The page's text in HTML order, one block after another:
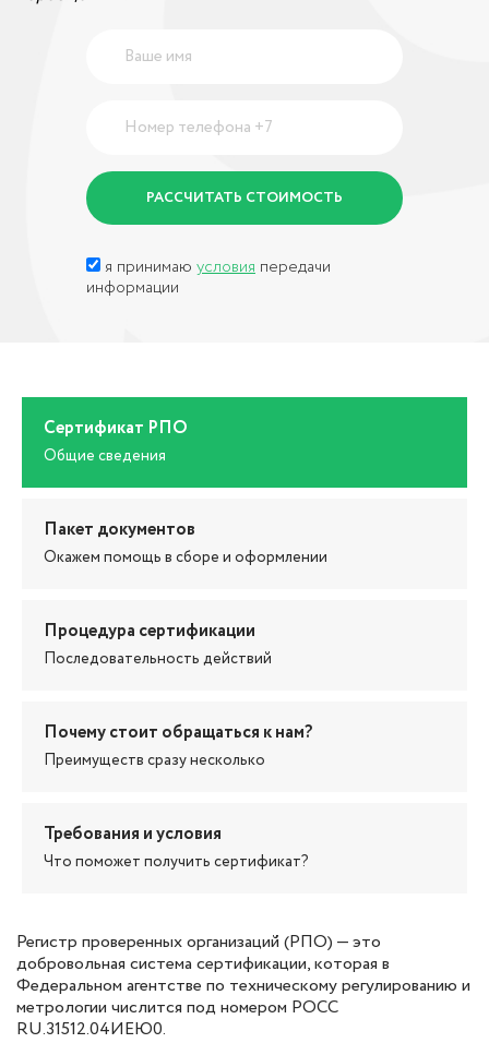
я принимаю условия передачи
информации
Сертификат РПО
Общие сведения
Пакет документов
Окажем помощь в сборе и оформлении
Процедура сертификации
Последовательность действий
Почему стоит обращаться к нам?
Преимуществ сразу несколько
Требования и условия
Что поможет получить сертификат?
Регистр проверенных организаций (РПО) — это
добровольная система сертификации, которая в
Федеральном агентстве по техническому регулированию и
метрологии числится под номером РОСС
RU.31512.04ИЕЮ0.